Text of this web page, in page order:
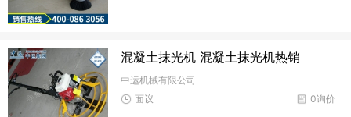
混凝土抹光机 混凝土抹光机热销
中运机械有限公司
0询价
面议